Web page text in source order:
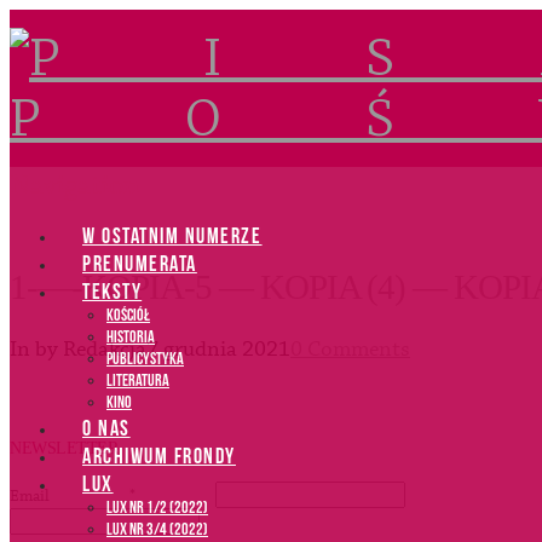
W OSTATNIM NUMERZE
PRENUMERATA
TEKSTY
Kościół
Historia
Publicystyka
Literatura
Kino
O NAS
ARCHIWUM FRONDY
LUX
LUX NR 1/2 (2022)
LUX NR 3/4 (2022)
1-—-KOPIA-5 — KOPIA (4) —
In by Redakcja7 grudnia 2021
NEWSLETTER
Email*